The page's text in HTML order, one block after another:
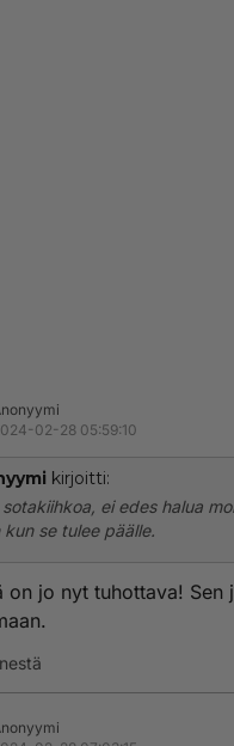
02-28 05:59:10
kirjoitti:
sotakiihkoa, ei edes halua
kun se tulee päälle.
on jo nyt tuhottava! Sen